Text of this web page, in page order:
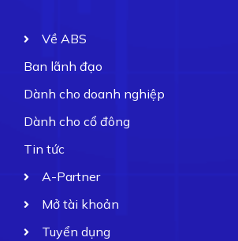
Về ABS
Ban lãnh đạo
Dành cho doanh nghiệp
Dành cho cổ đông
Tin tức
A-Partner
Mở tài khoản
Tuyển dụng